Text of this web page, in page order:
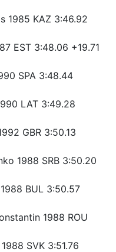
1985 KAZ 3:46.92
EST 3:48.06 +19.71
SPA 3:48.44
LAT 3:49.28
GBR 3:50.13
1988 SRB 3:50.20
BUL 3:50.57
1988 ROU
SVK 3:51.76